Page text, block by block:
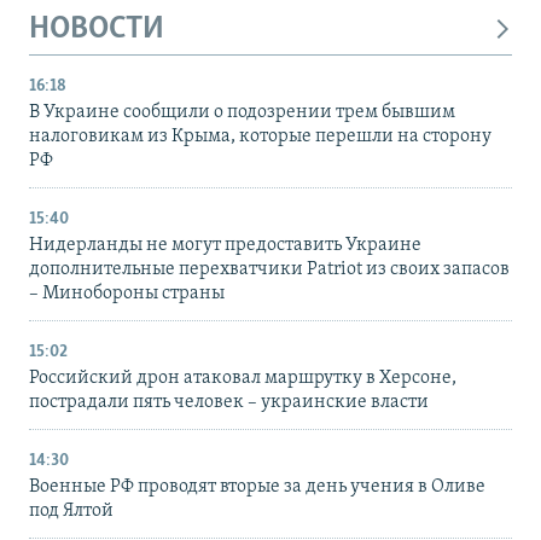
НОВОСТИ
16:18
В Украине сообщили о подозрении трем бывшим
налоговикам из Крыма, которые перешли на сторону
РФ
15:40
Нидерланды не могут предоставить Украине
дополнительные перехватчики Patriot из своих запасов
– Минобороны страны
15:02
Российский дрон атаковал маршрутку в Херсоне,
пострадали пять человек – украинские власти
14:30
Военные РФ проводят вторые за день учения в Оливе
под Ялтой